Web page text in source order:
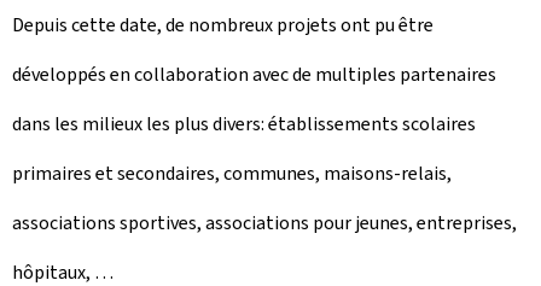
Depuis cette date, de nombreux projets ont pu être
développés en collaboration avec de multiples partenaires
dans les milieux les plus divers: établissements scolaires
primaires et secondaires, communes, maisons-relais,
associations sportives, associations pour jeunes, entreprises,
hôpitaux, …